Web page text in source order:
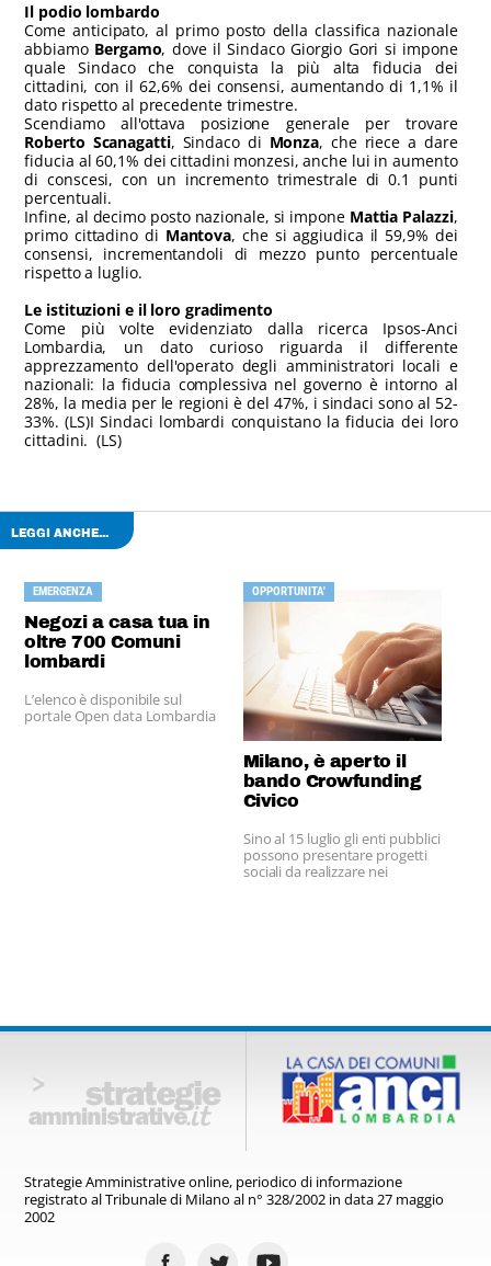
Il podio lombardo
Come anticipato, al primo posto della classifica nazionale
abbiamo Bergamo, dove il Sindaco Giorgio Gori si impone
quale Sindaco che conquista la più alta fiducia dei
cittadini, con il 62,6% dei consensi, aumentando di 1,1% il
dato rispetto al precedente trimestre.
Scendiamo all'ottava posizione generale per trovare
Roberto Scanagatti, Sindaco di Monza, che riece a dare
fiducia al 60,1% dei cittadini monzesi, anche lui in aumento
di conscesi, con un incremento trimestrale di 0.1 punti
percentuali.
Infine, al decimo posto nazionale, si impone Mattia Palazzi,
primo cittadino di Mantova, che si aggiudica il 59,9% dei
consensi, incrementandoli di mezzo punto percentuale
rispetto a luglio.
Le istituzioni e il loro gradimento
Come più volte evidenziato dalla ricerca Ipsos-Anci
Lombardia, un dato curioso riguarda il differente
apprezzamento dell'operato degli amministratori locali e
nazionali: la fiducia complessiva nel governo è intorno al
28%, la media per le regioni è del 47%, i sindaci sono al 52-
33%. (LS)I Sindaci lombardi conquistano la fiducia dei loro
cittadini. (LS)
LEGGI ANCHE...
EMERGENZA
Negozi a casa tua in
oltre 700 Comuni
lombardi
L’elenco è disponibile sul
portale Open data Lombardia
OPPORTUNITA'
Milano, è aperto il
bando Crowfunding
Civico
Sino al 15 luglio gli enti pubblici
possono presentare progetti
sociali da realizzare nei
Strategie Amministrative online, periodico di informazione
registratoal Tribunale di Milano al n° 328/2002 in data 27 maggio
2002